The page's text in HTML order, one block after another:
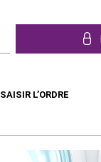
SAISIR L’ORDRE